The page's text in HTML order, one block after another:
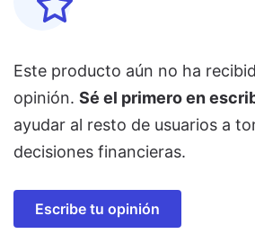
Este producto aún no ha
opinión. Sé el primero en
ayudar al resto de usuarios a
decisiones financieras.
Escribe tu opinión